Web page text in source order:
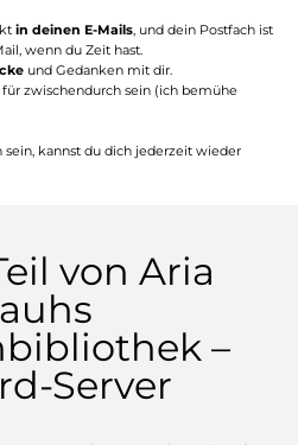
in deinen E-Mails, und dein Postfach ist
wenn du Zeit hast.
und Gedanken mit dir.
für zwischendurch sein (ich bemühe
sein, kannst du dich jederzeit wieder
von Aria
–
Server